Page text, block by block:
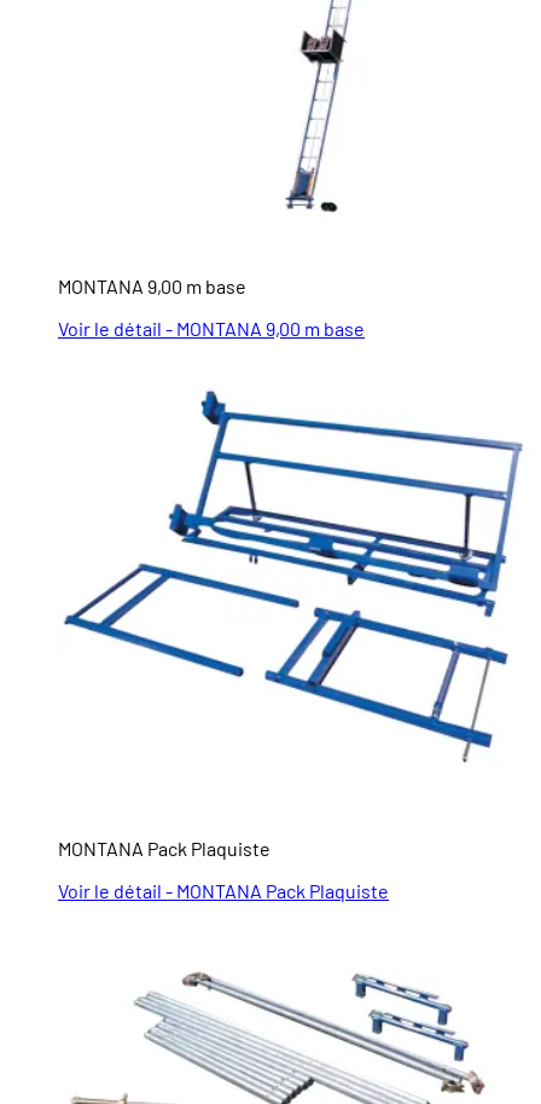
MONTANA 9,00 m base
Voir le détail - MONTANA 9,00 m base
MONTANA Pack Plaquiste
Voir le détail - MONTANA Pack Plaquiste